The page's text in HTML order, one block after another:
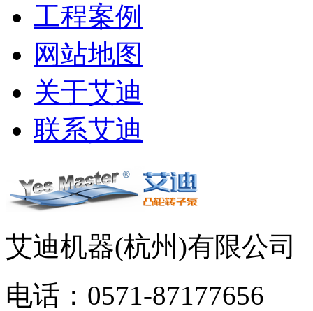
工程案例
网站地图
关于艾迪
联系艾迪
艾迪机器(杭州)有限公
电话：0571-87177656